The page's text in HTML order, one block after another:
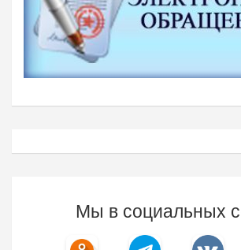
Мы в социальных